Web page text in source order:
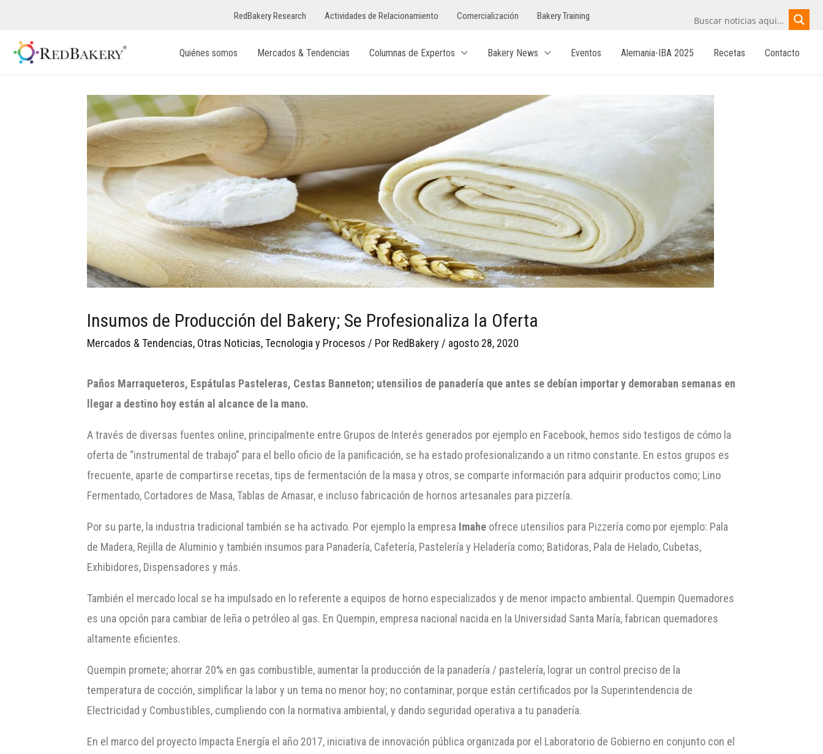
RedBakery Research Actividades de Relacionamiento Comercialización Bakery Training
Quiénes somos Mercados & Tendencias Columnas de Expertos Bakery News Eventos Alemania-IBA 2025 Recetas Contacto
Insumos de Producción del Bakery; Se Profesionaliza la Oferta
Mercados & Tendencias, Otras Noticias,Tecnologia y Procesos / Por RedBakery / agosto 28, 2020
Paños Marraqueteros, Espátulas Pasteleras, Cestas Banneton; utensilios de panadería que antes se debían importar y demoraban semanas en
llegar a destino hoy están al alcance de la mano.
A través de diversas fuentes online, principalmente entre Grupos de Interés generados por ejemplo en Facebook, hemos sido testigos de cómo la
oferta de “instrumental de trabajo” para el bello oficio de la panificación, se ha estado profesionalizando a un ritmo constante. En estos grupos es
frecuente, aparte de compartirse recetas, tips de fermentación de la masa y otros, se comparte información para adquirir productos como; Lino
Fermentado, Cortadores de Masa, Tablas de Amasar, e incluso fabricación de hornos artesanales para pizzería.
Por su parte, la industria tradicional también se ha activado. Por ejemplo la empresa Imahe ofrece utensilios para Pizzería como por ejemplo: Pala
de Madera, Rejilla de Aluminio y también insumos para Panadería, Cafetería, Pastelería y Heladería como; Batidoras, Pala de Helado, Cubetas,
Exhibidores, Dispensadores y más.
También el mercado local se ha impulsado en lo referente a equipos de horno especializados y de menor impacto ambiental. Quempin Quemadores
es una opción para cambiar de leña o petróleo al gas. En Quempin, empresa nacional nacida en la Universidad Santa María, fabrican quemadores
altamente eficientes.
Quempin promete; ahorrar 20% en gas combustible, aumentar la producción de la panadería / pastelería, lograr un control preciso de la
temperatura de cocción, simplificar la labor y un tema no menor hoy; no contaminar, porque están certificados por la Superintendencia de
Electricidad y Combustibles, cumpliendo con la normativa ambiental, y dando seguridad operativa a tu panadería.
En el marco del proyecto Impacta Energía el año 2017, iniciativa de innovación pública organizada por el Laboratorio de Gobierno en conjunto con el